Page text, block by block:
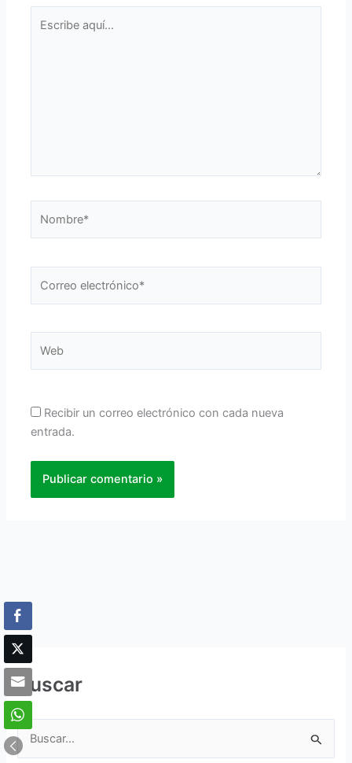
aquí...
electrónico*
Recibir un correo electrónico con cada nueva
entrada.
Buscar
B